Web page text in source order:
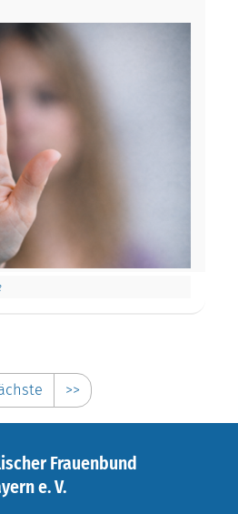
>>
Frauenbund
e. V.